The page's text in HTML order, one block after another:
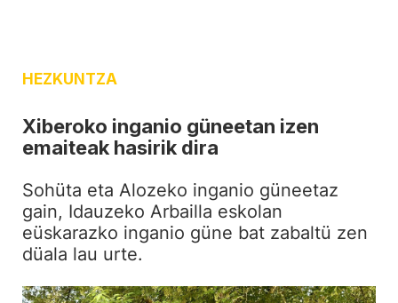
HEZKUNTZA
Xiberoko inganio güneetan izen
emaiteak hasirik dira
Sohüta eta Alozeko inganio güneetaz
gain, Idauzeko Arbailla eskolan
eüskarazko inganio güne bat zabaltü zen
düala lau urte.